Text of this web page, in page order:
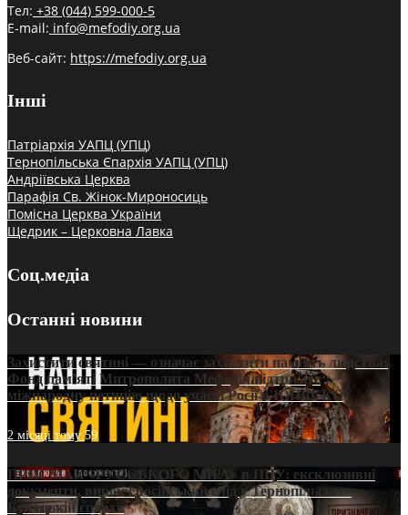
Тел: +38 (044) 599-000-5
E-mail: info@mefodiy.org.ua
Веб-сайт: https://mefodiy.org.ua
Інші
Патріархія УАПЦ (УПЦ)
Тернопільська Єпархія УАПЦ (УПЦ)
Андріївська Церква
Парафія Св. Жінок-Мироносиць
Помісна Церква України
Щедрик – Церковна Лавка
Соц.медіа
Останні новини
Захистити святині — означає захистити пам’ять людства:
Фонд пам’яті Митрополита Мефодія підтримує
міжнародну петицію щодо участі Росії в ЮНЕСКО
2 місяці тому59
ПРИСМАК «РУССЬКОГО МІРА» в ПЦУ: ексклюзивні
документи, вирок і російський слід у Тернопільсько-
Бучацькій єпархії